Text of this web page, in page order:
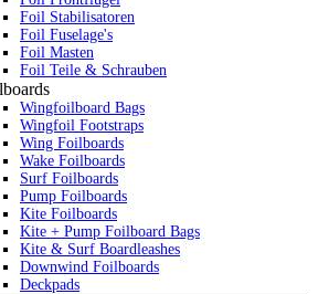
Foil Stabilisatoren
Foil Fuselage's
Foil Masten
Foil Teile & Schrauben
Wingfoilboard Bags
Wingfoil Footstraps
Wing Foilboards
Wake Foilboards
Surf Foilboards
Pump Foilboards
Kite Foilboards
Kite + Pump Foilboard Bags
Kite & Surf Boardleashes
Downwind Foilboards
Deckpads